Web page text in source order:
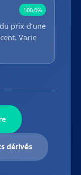
100.0%
prix d’une
Varie
dérivés